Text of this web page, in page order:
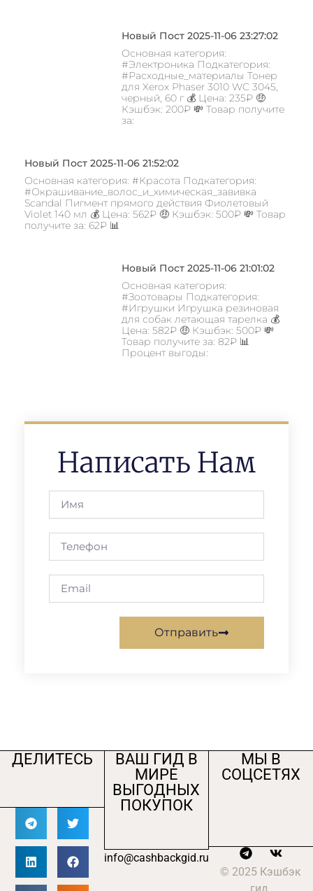
Новый Пост 2025-11-06 23:27:02
Основная категория:
#Электроника Подкатегория:
#Расходные_материалы Тонер
для Xerox Phaser 3010 WC 3045,
черный, 60 г 💰 Цена: 235₽ 🤑
Кэшбэк: 200₽ 💸 Товар получите
за:
Новый Пост 2025-11-06 21:52:02
Основная категория: #Красота Подкатегория:
#Окрашивание_волос_и_химическая_завивка
Scandal Пигмент прямого действия Фиолетовый
Violet 140 мл 💰 Цена: 562₽ 🤑 Кэшбэк: 500₽ 💸 Товар
получите за: 62₽ 📊
Новый Пост 2025-11-06 21:01:02
Основная категория:
#Зоотовары Подкатегория:
#Игрушки Игрушка резиновая
для собак летающая тарелка 💰
Цена: 582₽ 🤑 Кэшбэк: 500₽ 💸
Товар получите за: 82₽ 📊
Процент выгоды:
Написать Нам
Отправить
ДЕЛИТЕСЬ
ВАШ ГИД В
МИРЕ
ВЫГОДНЫХ
ПОКУПОК
info@cashbackgid.ru
МЫ В
СОЦСЕТЯХ
© 2025 Кэшбэк
гид.